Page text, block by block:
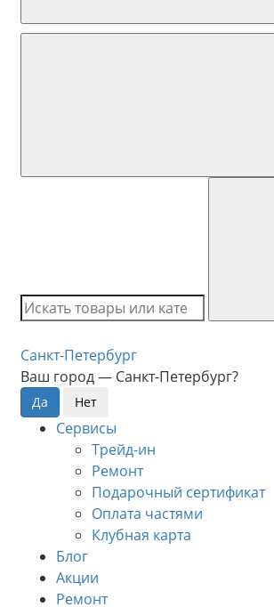
Санкт-Петербург
Ваш город — Санкт-Петербург?
Сервисы
Трейд-ин
Ремонт
Подарочный сертификат
Оплата частями
Клубная карта
Блог
Акции
Ремонт